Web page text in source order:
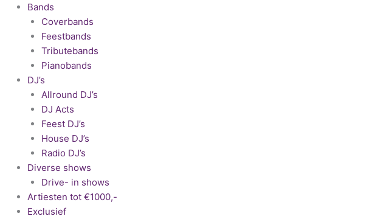
Bands
Coverbands
Feestbands
Tributebands
Pianobands
DJ’s
Allround DJ’s
DJ Acts
Feest DJ’s
House DJ’s
Radio DJ’s
Diverse shows
Drive- in shows
Artiesten tot €1000,-
Exclusief